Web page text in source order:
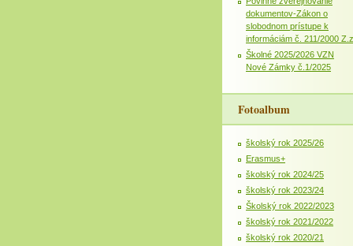
dokumentov-Zákon o
slobodnom prístupe k
informáciám č. 211/2000 Z.z
Školné 2025/2026 VZN
Nové Zámky č.1/2025
Fotoalbum
školský rok 2025/26
Erasmus+
školský rok 2024/25
školský rok 2023/24
Školský rok 2022/2023
školský rok 2021/2022
školský rok 2020/21